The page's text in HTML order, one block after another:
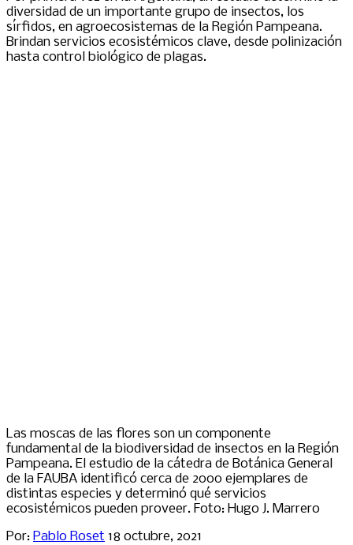
diversidad de un importante grupo de insectos, los
sírfidos, en agroecosistemas de la Región Pampeana.
Brindan servicios ecosistémicos clave, desde polinización
hasta control biológico de plagas.
Las moscas de las flores son un componente
fundamental de la biodiversidad de insectos en la Región
Pampeana. El estudio de la cátedra de Botánica General
de la FAUBA identificó cerca de 2000 ejemplares de
distintas especies y determinó qué servicios
ecosistémicos pueden proveer. Foto: Hugo J. Marrero
Por: Pablo Roset 18 octubre, 2021